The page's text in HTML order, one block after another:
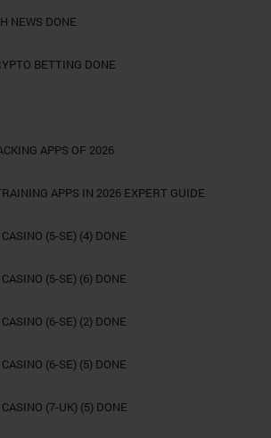
NEWS DONE
BETTING DONE
APPS OF 2026
APPS IN 2026 EXPERT GUIDE
(5-SE) (4) DONE
(5-SE) (6) DONE
(6-SE) (2) DONE
(6-SE) (5) DONE
(7-UK) (5) DONE